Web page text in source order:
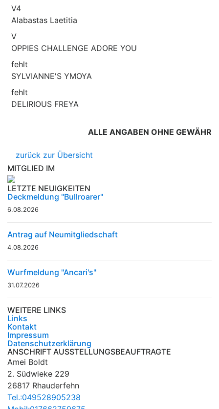
V4
Alabastas Laetitia
V
OPPIES CHALLENGE ADORE YOU
fehlt
SYLVIANNE'S YMOYA
fehlt
DELIRIOUS FREYA
ALLE ANGABEN OHNE GEWÄHR
zurück zur Übersicht
MITGLIED IM
LETZTE NEUIGKEITEN
Deckmeldung "Bullroarer"
6.08.2026
Antrag auf Neumitgliedschaft
4.08.2026
Wurfmeldung "Ancari's"
31.07.2026
WEITERE LINKS
Links
Kontakt
Impressum
Datenschutzerklärung
ANSCHRIFT AUSSTELLUNGSBEAUFTRAGTE
Amei Boldt
2. Südwieke 229
26817 Rhauderfehn
Tel.:049528905238